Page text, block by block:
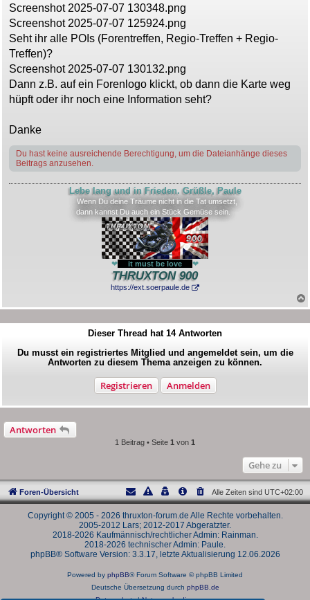
Screenshot 2025-07-07 130348.png
Screenshot 2025-07-07 125924.png
Seht ihr alle POIs (Forentreffen, Regio-Treffen + Regio-
Treffen)?
Screenshot 2025-07-07 130132.png
Dann z.B. auf ein Forenlogo klickt, ob dann die Karte weg
hüpft oder ihr noch eine Information seht?
Danke
Du hast keine ausreichende Berechtigung, um die Dateianhänge dieses
Beitrags anzusehen.
Lebe lang und in Frieden. Grüßle, Paule
Wenn Du deine Träume nicht in die Tat umsetzt,
dann kannst Du auch ein Stück Gemüse sein.
❤ it must be love ❤
THRUXTON 900
https://ext.soerpaule.de
Dieser Thread hat 14Antworten
Du musst ein registriertes Mitglied und angemeldet sein, um die
Antworten zu diesem Thema anzeigen zu können.
Registrieren Anmelden
Antworten
1 Beitrag • Seite 1 von 1
Gehe zu
Foren-Übersicht Alle Zeiten sind UTC+02:00
Copyright © 2005 - 2026 thruxton-forum.de Alle Rechte vorbehalten.
2005-2012 Lars; 2012-2017 Abgeratzter.
2018-2026 Kaufmännisch/rechtlicher Admin: Rainman.
2018-2026 technischer Admin: Paule.
phpBB® Software Version: 3.3.17, letzte Aktualisierung 12.06.2026
Powered by phpBB® Forum Software © phpBB Limited
Deutsche Übersetzung durch phpBB.de